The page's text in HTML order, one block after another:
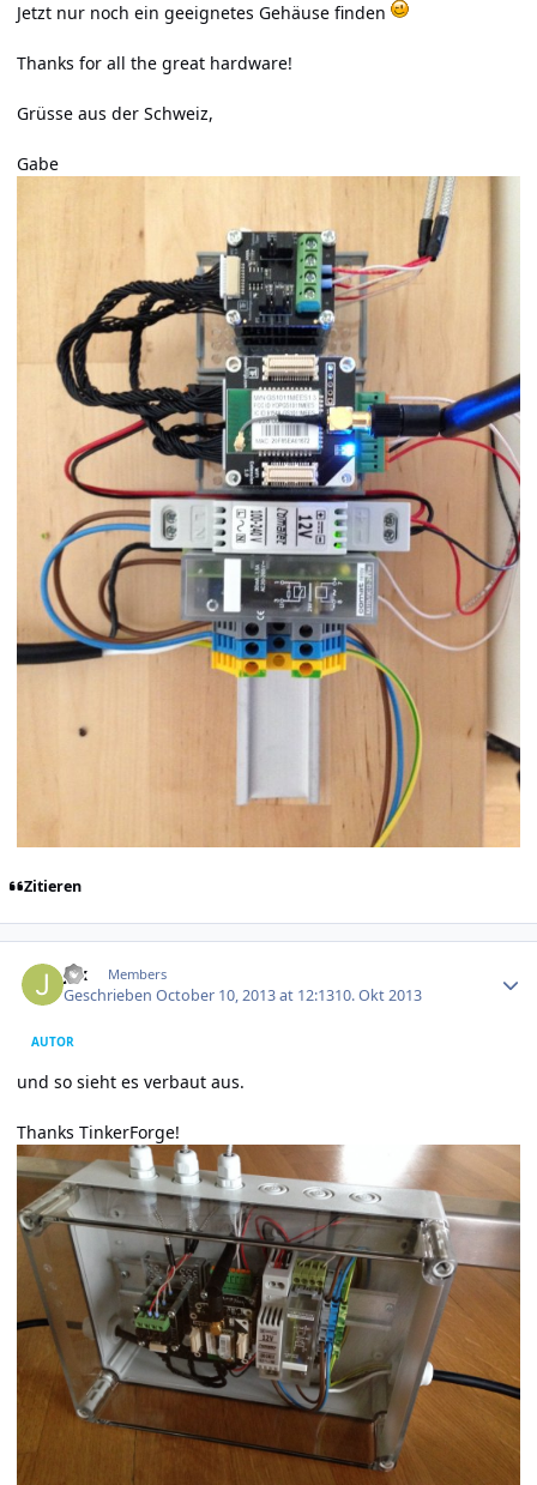
Jetzt nur noch ein geeignetes Gehäuse finden
Thanks for all the great hardware!
Grüsse aus der Schweiz,
Gabe
Zitieren
jax Members
GeschriebenOctober 10, 2013 at 12:1310. Okt 2013
AUTOR
und so sieht es verbaut aus.
Thanks TinkerForge!